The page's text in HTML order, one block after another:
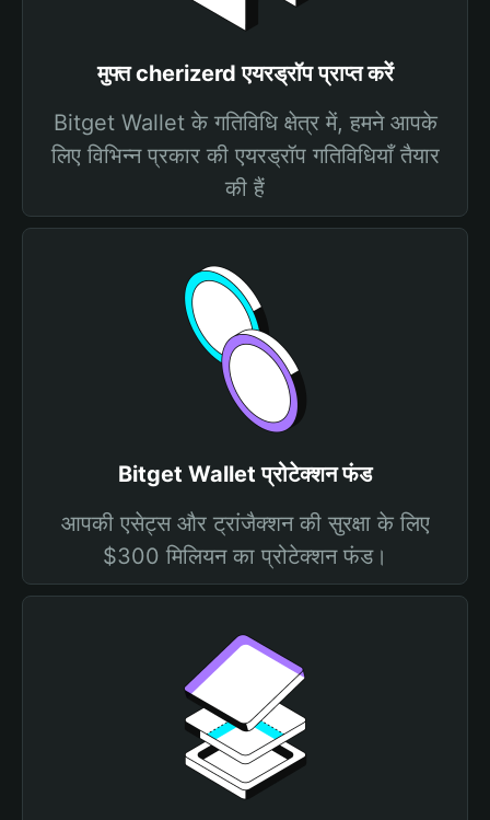
मुफ्त cherizerd एयरड्रॉप प्राप्त करें
Bitget Wallet के गतिविधि क्षेत्र में, हमने आपके
लिए विभिन्न प्रकार की एयरड्रॉप गतिविधियाँ तैयार
की हैं
Bitget Wallet प्रोटेक्शन फंड
आपकी एसेट्स और ट्रांजैक्शन की सुरक्षा के लिए
$300 मिलियन का प्रोटेक्शन फंड।